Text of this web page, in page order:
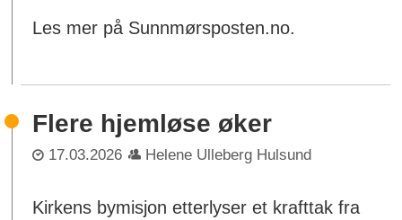
Les mer på Sunnmørsposten.no.
Flere hjemløse øker
17.03.2026 Helene Ulleberg Hulsund
Kirkens bymisjon etterlyser et krafttak fra